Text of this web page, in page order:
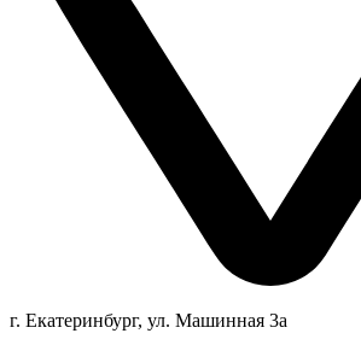
г. Екатеринбург, ул. Машинная 3а